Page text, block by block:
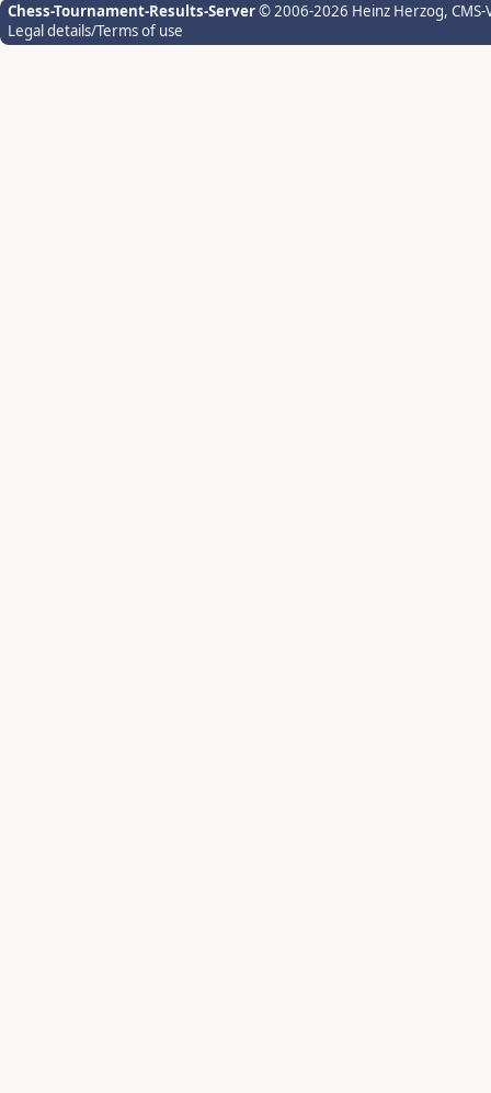
Chess-Tournament-Results-Server© 2006-2026 Heinz Herzog,
Legal details/Terms of use